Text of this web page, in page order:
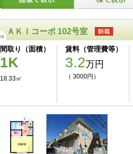
ＡＫＩコーポ 102号室
間取り（面積）
1K
18.33㎡
賃料（管理費等）
3.2万円
（ 3000円）